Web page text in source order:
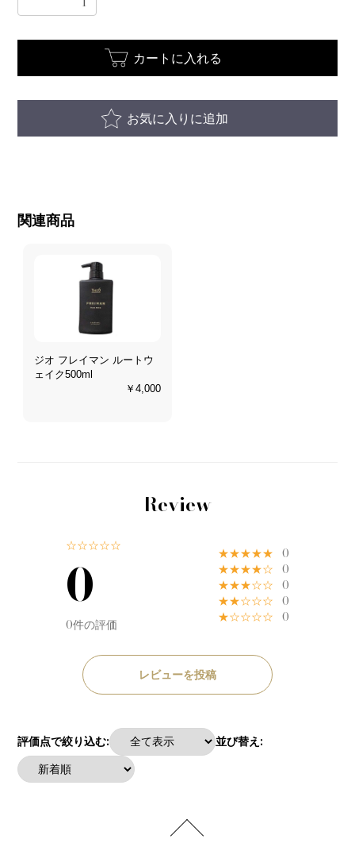
カートに入れる
お気に入りに追加
関連商品
ジオ フレイマン ルートウ
ェイク500ml
￥4,000
Review
☆☆☆☆☆
0
0件の評価
★★★★★ 0
★★★★☆ 0
★★★☆☆ 0
★★☆☆☆ 0
★☆☆☆☆ 0
レビューを投稿
評価点で絞り込む: 並び替え: